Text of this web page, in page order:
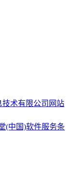
术有限公司 网站
(中国)软件服务条